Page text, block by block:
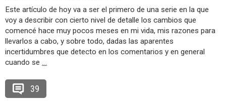
Este artículo de hoy va a ser el primero de una serie en la que
voy a describir con cierto nivel de detalle los cambios que
comencé hace muy pocos meses en mi vida, mis razones para
llevarlos a cabo, y sobre todo, dadas las aparentes
incertidumbres que detecto en los comentarios y en general
cuando se …
39